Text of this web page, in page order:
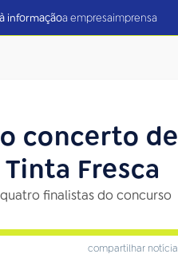
informaçãoa empresaimprensa
concerto de
Fresca
finalistas do concurso
compartilhar notícia